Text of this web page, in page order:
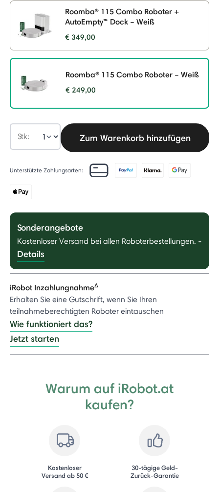
Roomba® 115 Combo Roboter +
AutoEmpty™ Dock – Weiß
€ 349,00
Roomba® 115 Combo Roboter – Weiß
€ 249,00
selected
Stk: Zum Warenkorb hinzufügen
Unterstützte Zahlungsarten:
Sonderangebote
Kostenloser Versand bei allen Roboterbestellungen. -
Details
iRobot InzahlungnahmeΔ
Erhalten Sie eine Gutschrift, wenn Sie Ihren
teilnahmeberechtigten Roboter eintauschen
Wie funktioniert das?
Jetzt starten
Warum auf iRobot.at
kaufen?
Kostenloser
Versand ab 50 €
30-tägige Geld-
Zurück-Garantie